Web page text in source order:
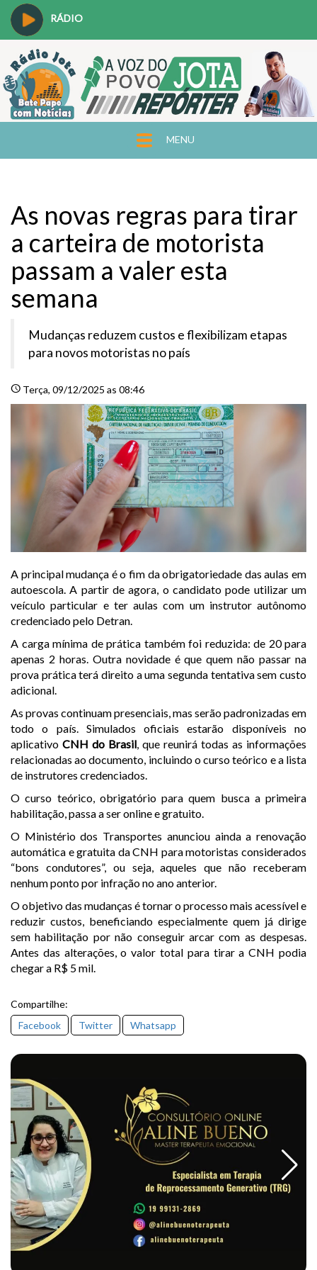
RÁDIO
MENU
As novas regras para tirar
a carteira de motorista
passam a valer esta
semana
Mudanças reduzem custos e flexibilizam etapas
para novos motoristas no país
schedule Terça, 09/12/2025 as 08:46
A principal mudança é o fim da obrigatoriedade das aulas em
autoescola. A partir de agora, o candidato pode utilizar um
veículo particular e ter aulas com um instrutor autônomo
credenciado pelo Detran.
A carga mínima de prática também foi reduzida: de 20 para
apenas 2 horas. Outra novidade é que quem não passar na
prova prática terá direito a uma segunda tentativa sem custo
adicional.
As provas continuam presenciais, mas serão padronizadas em
todo o país. Simulados oficiais estarão disponíveis no
aplicativo CNH do Brasil , que reunirá todas as informações
relacionadas ao documento, incluindo o curso teórico e a lista
de instrutores credenciados.
O curso teórico, obrigatório para quem busca a primeira
habilitação, passa a ser online e gratuito.
O Ministério dos Transportes anunciou ainda a renovação
automática e gratuita da CNH para motoristas considerados
“bons condutores”, ou seja, aqueles que não receberam
nenhum ponto por infração no ano anterior.
O objetivo das mudanças é tornar o processo mais acessível e
reduzir custos, beneficiando especialmente quem já dirige
sem habilitação por não conseguir arcar com as despesas.
Antes das alterações, o valor total para tirar a CNH podia
chegar a R$ 5 mil.
Compartilhe:
Facebook
Twitter Whatsapp